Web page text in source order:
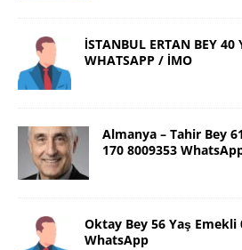
İSTANBUL ERTAN BEY
WHATSAPP / İMO
Almanya – Tahir Bey
170 8009353
Oktay Bey 56 Yaş Emekli
WhatsApp